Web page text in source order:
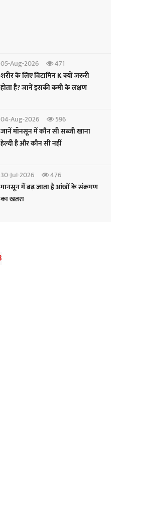
05-Aug-2026
471
शरीर के लिए विटामिन K क्यों जरूरी
होता है? जानें इसकी कमी के लक्षण
04-Aug-2026
596
जानें मॉनसून में कौन सी सब्जी खाना
हेल्दी है और कौन सी नहीं
30-Jul-2026
476
मानसून में बढ़ जाता है आंखों के संक्रमण
का खतरा